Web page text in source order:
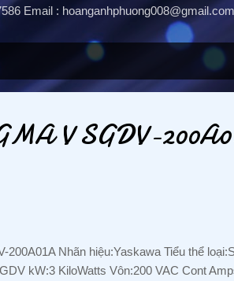
Email : hoanganhphuong008@gmail.com
V SGDV-
200A01A Nhãn hiệu:Yaskawa Tiểu thể
kW:3 KiloWatts Vôn:200 VAC Cont